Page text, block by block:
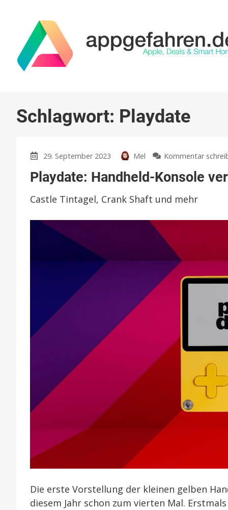
Schlagwort: Playdate
29. September 2023 Mel Kommentar
Playdate: Handheld-Konsole
Castle Tintagel, Crank Shaft und mehr
Die erste Vorstellung der kleinen gelben
diesem Jahr schon zum vierten Mal.